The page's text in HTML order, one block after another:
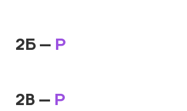
2Б — Р
2В — Р